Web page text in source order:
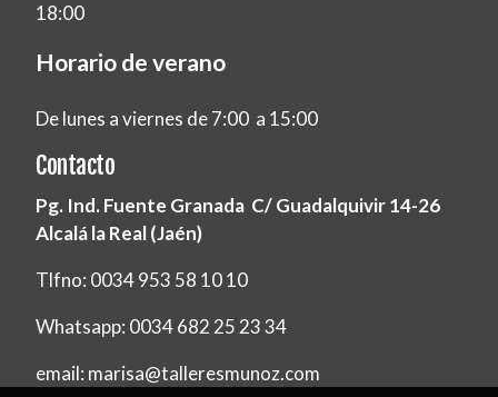
18:00
Horario de verano
De lunes a viernes de 7:00 a 15:00
Contacto
Pg. Ind. Fuente Granada C/ Guadalquivir 14-26
Alcalá la Real (Jaén)
Tlfno: 0034 953 58 10 10
Whatsapp: 0034 682 25 23 34
email: marisa@talleresmunoz.com